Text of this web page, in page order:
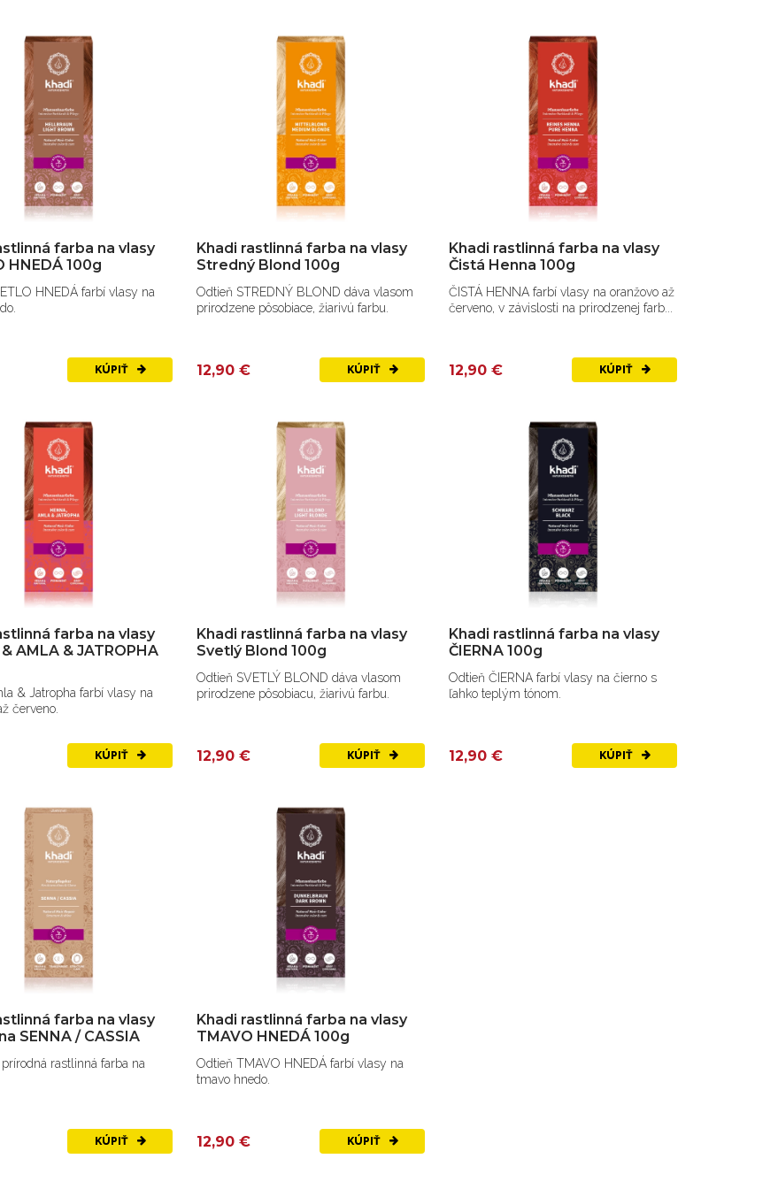
farba na vlasy
HNEDÁ 100g
HNEDÁ farbí vlasy na
KÚPIŤ
Khadi rastlinná farba na vlasy
Stredný Blond 100g
Odtieň STREDNÝ BLOND dáva vlasom
prirodzene pôsobiace, žiarivú farbu.
12,90 € KÚPIŤ
Khadi rastlinná farba na vlasy
Čistá Henna 100g
ČISTÁ HENNA farbí vlasy na oranžovo až
červeno, v závislosti na prirodzenej farb...
12,90 € KÚPIŤ
farba na vlasy
AMLA & JATROPHA
& Jatropha farbí vlasy na
červeno.
KÚPIŤ
Khadi rastlinná farba na vlasy
Svetlý Blond 100g
Odtieň SVETLÝ BLOND dáva vlasom
prirodzene pôsobiacu, žiarivú farbu.
12,90 € KÚPIŤ
Khadi rastlinná farba na vlasy
ČIERNA 100g
Odtieň ČIERNA farbí vlasy na čierno s
ľahko teplým tónom.
12,90 € KÚPIŤ
farba na vlasy
SENNA / CASSIA
rastlinná farba na
KÚPIŤ
Khadi rastlinná farba na vlasy
TMAVO HNEDÁ 100g
Odtieň TMAVO HNEDÁ farbí vlasy na
tmavo hnedo.
12,90 € KÚPIŤ